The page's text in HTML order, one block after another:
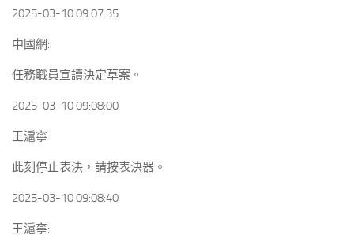
2025-03-10 09:07:35
中國網:
任務職員宣讀決定草案。
2025-03-10 09:08:00
王滬寧:
此刻停止表決，請按表決器。
2025-03-10 09:08:40
王滬寧: